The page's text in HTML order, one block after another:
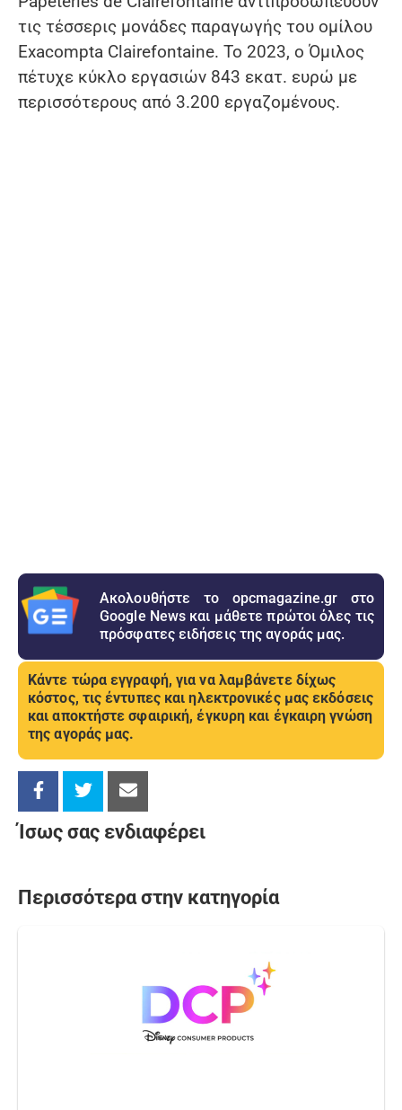
τις τέσσερις μονάδες παραγωγής του ομίλου
Exacompta Clairefontaine. Το 2023, ο Όμιλος
πέτυχε κύκλο εργασιών 843 εκατ. ευρώ με
περισσότερους από 3.200 εργαζομένους.
Ακολουθήστε το opcmagazine.gr στο
Google News και μάθετε πρώτοι όλες τις
πρόσφατες ειδήσεις της αγοράς μας.
Κάντε τώρα εγγραφή, για να λαμβάνετε δίχως
κόστος, τις έντυπες και ηλεκτρονικές μας εκδόσεις
και αποκτήστε σφαιρική, έγκυρη και έγκαιρη γνώση
της αγοράς μας.
Ίσως σας ενδιαφέρει
Περισσότερα στην κατηγορία